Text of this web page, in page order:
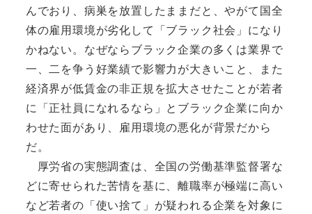
んでおり、病巣を放置したままだと、やがて国全
体の雇用環境が劣化して「ブラック社会」になり
かねない。なぜならブラック企業の多くは業界で
一、二を争う好業績で影響力が大きいこと、また
経済界が低賃金の非正規を拡大させたことが若者
に「正社員になれるなら」とブラック企業に向か
わせた面があり、雇用環境の悪化が背景だから
だ。
厚労省の実態調査は、全国の労働基準監督署な
どに寄せられた苦情を基に、離職率が極端に高い
など若者の「使い捨て」が疑われる企業を対象に